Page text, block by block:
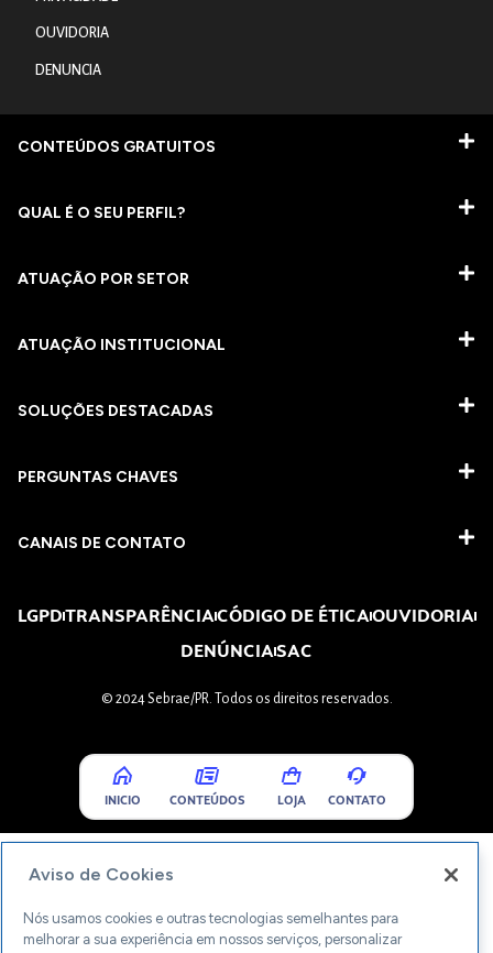
OUVIDORIA
DENUNCIA
CONTEÚDOS GRATUITOS
QUAL É O SEU PERFIL?
ATUAÇÃO POR SETOR
ATUAÇÃO INSTITUCIONAL
SOLUÇÕES DESTACADAS
PERGUNTAS CHAVES​
CANAIS DE CONTATO
LGPDTRANSPARÊNCIACÓDIGO DE ÉTICAOUVIDORIA
DENÚNCIASAC
© 2024 Sebrae/PR. Todos os direitos reservados.
INICIO CONTEÚDOS LOJA CONTATO
Aviso de Cookies
Nós usamos cookies e outras tecnologias semelhantes para
melhorar a sua experiência em nossos serviços, personalizar